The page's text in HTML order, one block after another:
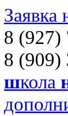
Заявка
8 (927)
8 (909)
школа